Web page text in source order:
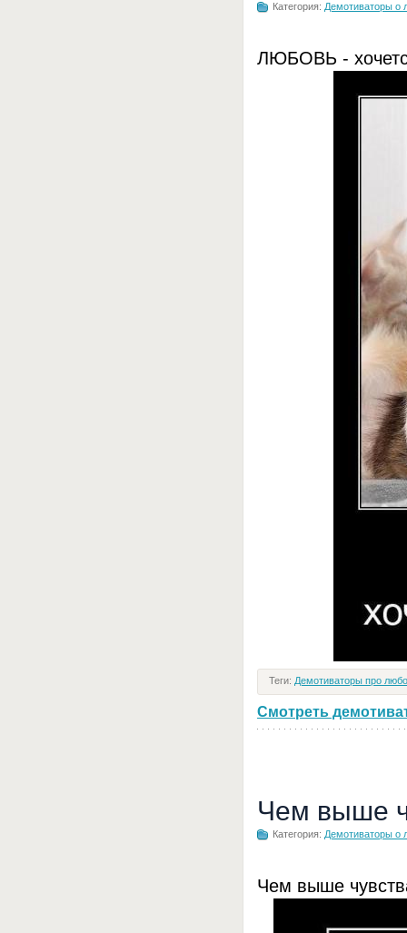
Категория: Демотиваторы о
ЛЮБОВЬ -
Теги: Демотиваторы про
Смотреть
Чем выше
Категория: Демотиваторы о
Чем выше